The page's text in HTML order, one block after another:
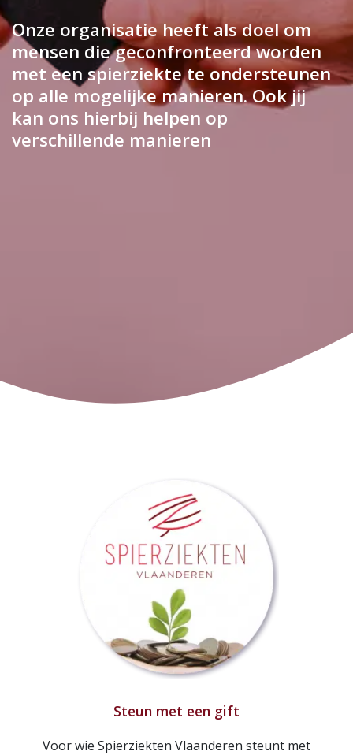
Onze organisatie heeft als doel om
mensen die geconfronteerd worden
met een spierziekte te ondersteunen
op alle mogelijke manieren. Ook jij
kan ons hierbij helpen op
verschillende manieren
Steun met een gift
Voor wie Spierziekten Vlaanderen steunt met